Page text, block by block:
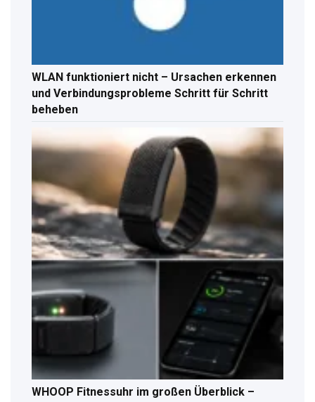
WLAN funktioniert nicht – Ursachen erkennen
und Verbindungsprobleme Schritt für Schritt
beheben
WHOOP Fitnessuhr im großen Überblick –